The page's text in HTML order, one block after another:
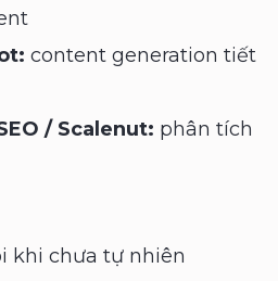
content generation tiết
/ Scalenut: phân tích
khi chưa tự nhiên